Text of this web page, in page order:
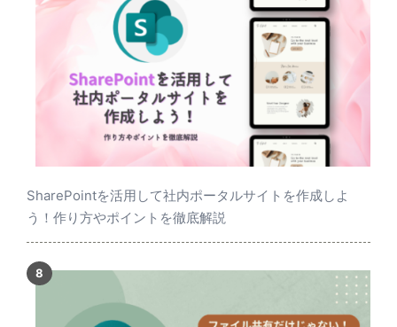
SharePointを活用して社内ポータルサイトを作成しよ
う！作り方やポイントを徹底解説